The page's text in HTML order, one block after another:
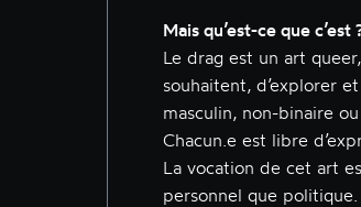
Mais qu’est-ce que c’est
Le drag est un art
souhaitent, d’explorer
masculin, non-binaire
Chacun.e est libre
La vocation de cet art
personnel que